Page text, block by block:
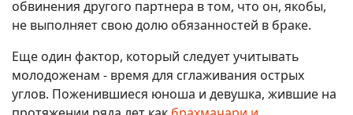
обвинения другого партнера в том, что он, якобы,
не выполняет свою долю обязанностей в браке.
Еще один фактор, который следует учитывать
молодоженам - время для сглаживания острых
углов. Поженившиеся юноша и девушка, жившие на